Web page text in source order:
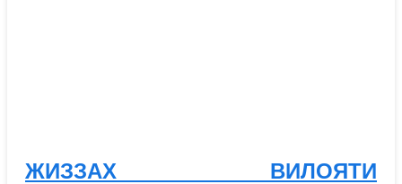
ЖИЗЗАХ ВИЛОЯТИ